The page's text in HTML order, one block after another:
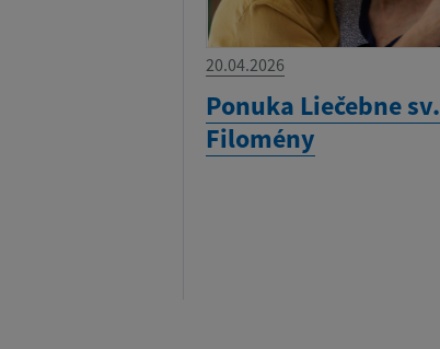
20.04.2026
Ponuka Liečebne sv.
Filomény